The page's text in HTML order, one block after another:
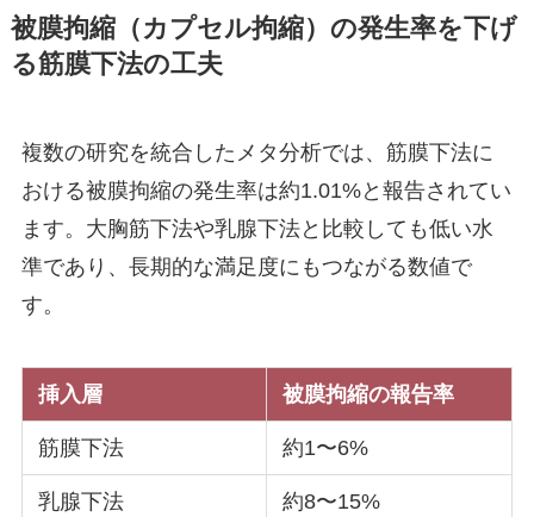
被膜拘縮（カプセル拘縮）の発生率を下げ
る筋膜下法の工夫
複数の研究を統合したメタ分析では、筋膜下法に
おける被膜拘縮の発生率は約1.01%と報告されてい
ます。大胸筋下法や乳腺下法と比較しても低い水
準であり、長期的な満足度にもつながる数値で
す。
挿入層 被膜拘縮の報告率
筋膜下法 約1〜6%
乳腺下法 約8〜15%